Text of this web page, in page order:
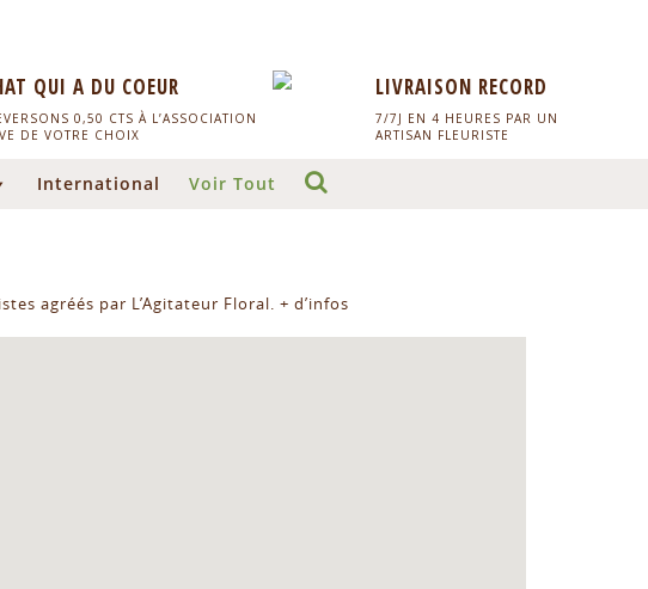
QUI A DU COEUR
0,50 CTS À L’ASSOCIATION
DE VOTRE CHOIX
LIVRAISON RECORD
7/7J EN 4 HEURES PAR UN
ARTISAN FLEURISTE
International Voir Tout
agréés par L’Agitateur Floral. + d’infos